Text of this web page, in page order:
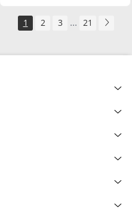
1 2 3 ... 21